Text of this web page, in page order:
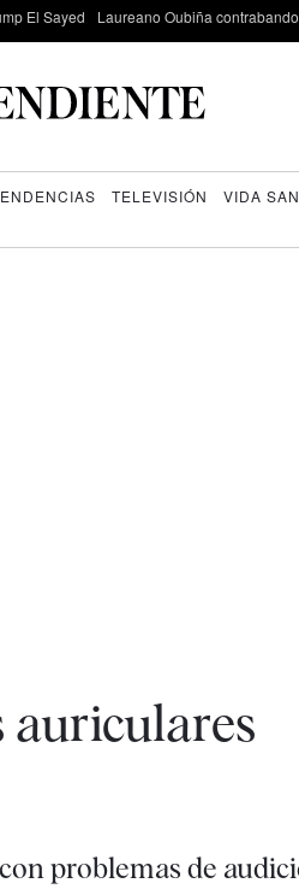
El Sayed Laureano Oubiña contrabando
TELEVISIÓN VIDA
auriculares
problemas de